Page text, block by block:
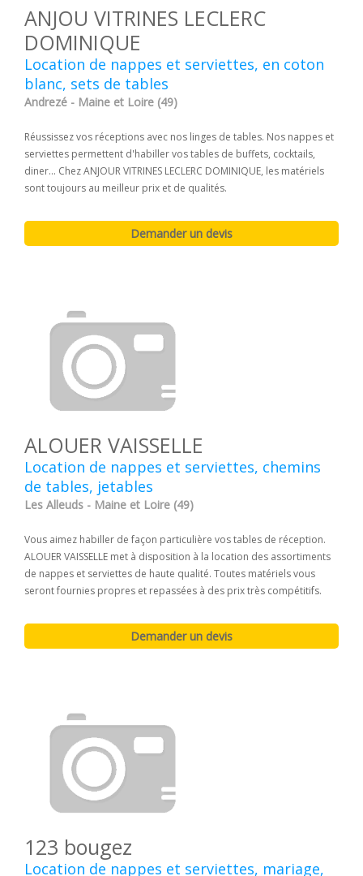
ANJOU VITRINES LECLERC
DOMINIQUE
Location de nappes et serviettes, en coton
blanc, sets de tables
Andrezé - Maine et Loire (49)
Réussissez vos réceptions avec nos linges de tables. Nos nappes et
serviettes permettent d'habiller vos tables de buffets, cocktails,
diner... Chez ANJOUR VITRINES LECLERC DOMINIQUE, les matériels
sont toujours au meilleur prix et de qualités.
ALOUER VAISSELLE
Location de nappes et serviettes, chemins
de tables, jetables
Les Alleuds - Maine et Loire (49)
Vous aimez habiller de façon particulière vos tables de réception.
ALOUER VAISSELLE met à disposition à la location des assortiments
de nappes et serviettes de haute qualité. Toutes matériels vous
seront fournies propres et repassées à des prix très compétitifs.
123 bougez
Location de nappes et serviettes, mariage,